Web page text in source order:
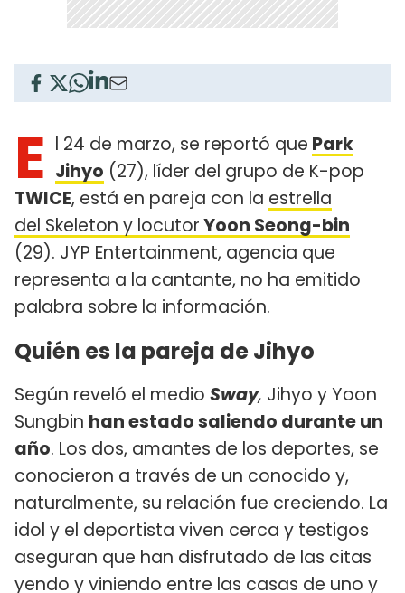
E l 24 de marzo, se reportó que Park
Jihyo (27), líder del grupo de K-pop
TWICE, está en pareja con la estrella
del Skeleton y locutorYoon Seong-bin
(29). JYP Entertainment, agencia que
representa a la cantante, no ha emitido
palabra sobre la información.
Quién es la pareja de Jihyo
Según reveló el medio Sway, Jihyo y Yoon
Sungbin han estado saliendo durante un
año. Los dos, amantes de los deportes, se
conocieron a través de un conocido y,
naturalmente, su relación fue creciendo. La
idol y el deportista viven cerca y testigos
aseguran que han disfrutado de las citas
yendo y viniendo entre las casas de uno y